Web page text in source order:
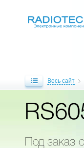
Весь сайт
Под заказ